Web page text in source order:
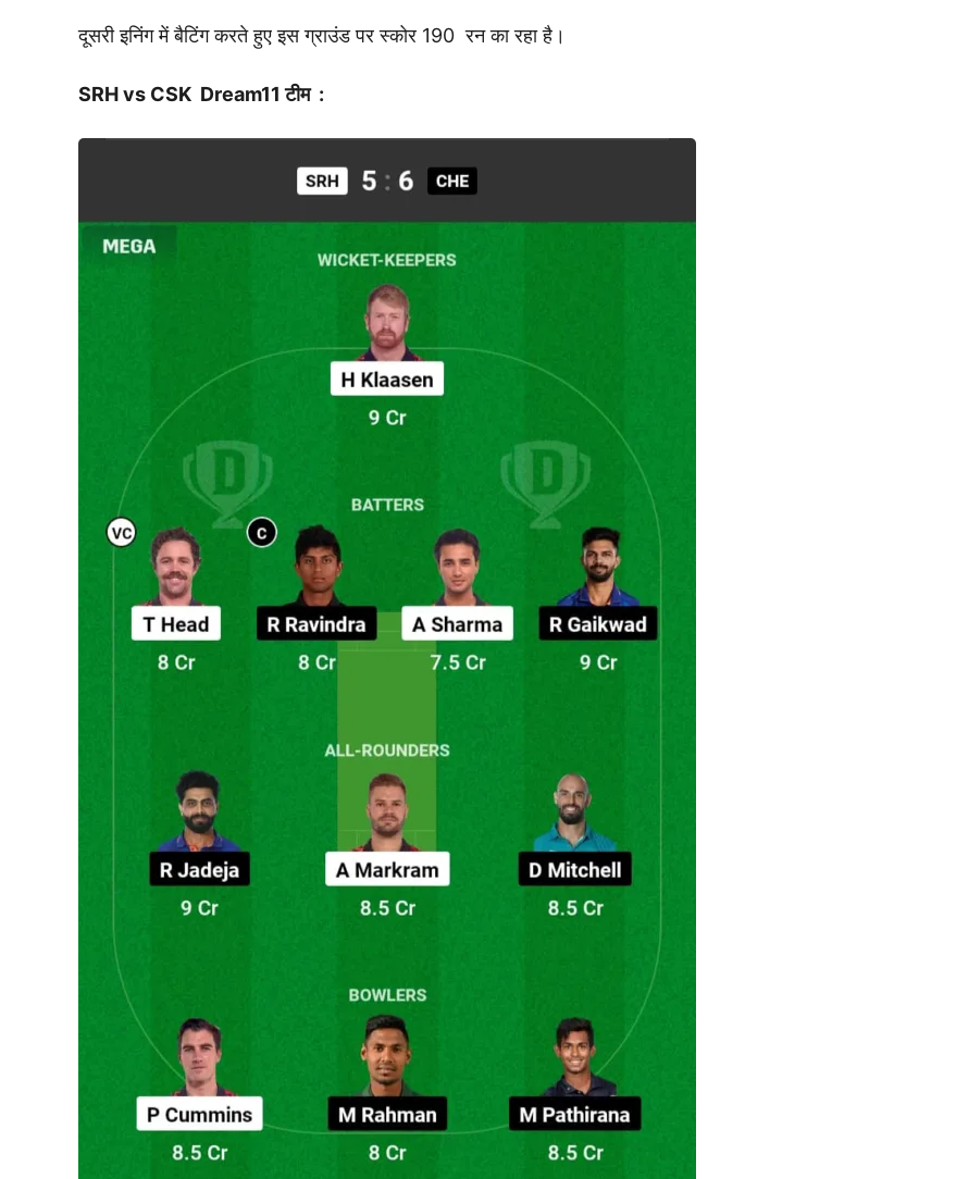
दूसरी इनिंग में बैटिंग करते हुए इस ग्राउंड पर स्कोर 190 रन का रहा है।
SRH vs CSK Dream11 टीम :